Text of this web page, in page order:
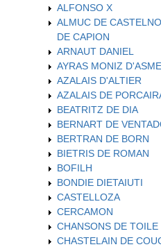
ALFONSO X
ALMUC DE
DE CAPION
ARNAUT DANIEL
AYRAS MONIZ D'ASME
AZALAIS D'ALTIER
AZALAIS DE
BEATRITZ DE DIA
BERNART DE
BERTRAN DE BORN
BIETRIS DE ROMAN
BOFILH
BONDIE DIETAIUTI
CASTELLOZA
CERCAMON
CHANSONS DE TOILE
CHASTELAIN DE